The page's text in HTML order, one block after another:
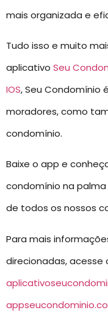
mais organizada e
Tudo isso e muito
aplicativo Seu
IOS, Seu Condomínio
moradores, como
condomínio.
Baixe o app e
condomínio na
de todos os nossos
Para mais
direcionadas, acesse